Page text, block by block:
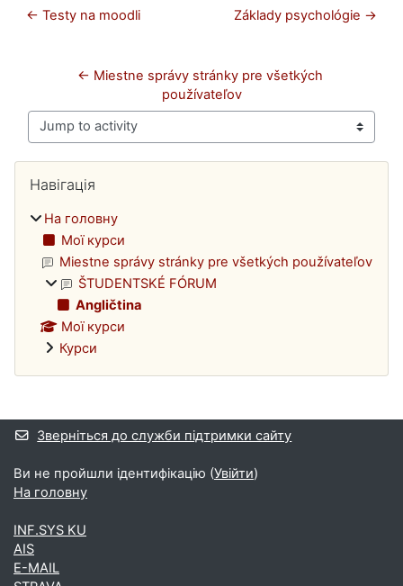
← Testy na moodli Základy psychológie →
← Miestne správy stránky pre všetkých
používateľov
Jump to activity
Блоки
Навігація
На головну
Мої курси
Miestne správy stránky pre všetkých používateľov
ŠTUDENTSKÉ FÓRUM
Angličtina
Мої курси
Курси
Додаткові блоки
Зверніться до служби підтримки сайту
Ви не пройшли ідентифікацію (Увійти)
На головну
INF.SYS KU
AIS
E-MAIL